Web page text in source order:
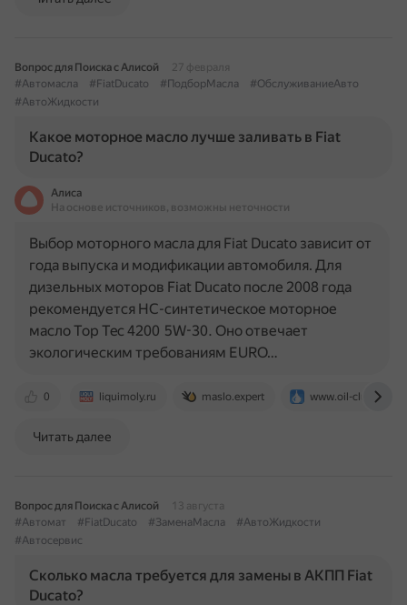
Вопрос для Поиска с Алисой
27 февраля
#Автомасла
#FiatDucato #ПодборМасла
#ОбслуживаниеАвто
#АвтоЖидкости
Какое моторное масло лучше заливать в Fiat
Ducato?
Алиса
На основе источников, возможны неточности
0 liquimoly.ru maslo.expert www.oil-club.ru
Выбор моторного масла для Fiat Ducato зависит от
года выпуска и модификации автомобиля. Для
дизельных моторов Fiat Ducato после 2008 года
рекомендуется НС-синтетическое моторное
масло Top Tec 4200 5W-30. Оно отвечает
экологическим требованиям EURO…
Читать далее
Вопрос для Поиска с Алисой
13 августа
#Автомат
#FiatDucato #ЗаменаМасла
#АвтоЖидкости
#Автосервис
Сколько масла требуется для замены в АКПП Fiat
Ducato?